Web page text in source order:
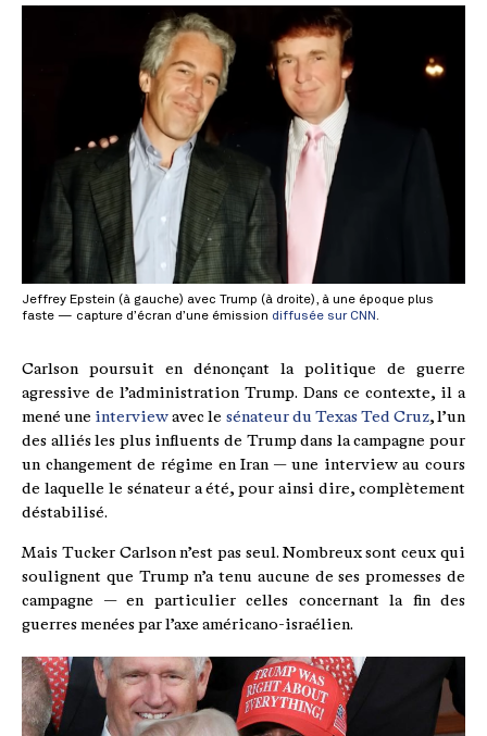
Jeffrey Epstein (à gauche) avec Trump (à droite), à une époque plus
faste — capture d’écran d’une émission diffusée sur CNN .
Carlson poursuit en dénonçant la politique de guerre
agressive de l’administration Trump. Dans ce contexte, il a
mené une interview avec le sénateur du Texas Ted Cruz, l’un
des alliés les plus influents de Trump dans la campagne pour
un changement de régime en Iran — une interview au cours
de laquelle le sénateur a été, pour ainsi dire, complètement
déstabilisé.
Mais Tucker Carlson n’est pas seul. Nombreux sont ceux qui
soulignent que Trump n’a tenu aucune de ses promesses de
campagne — en particulier celles concernant la fin des
guerres menées par l’axe américano-israélien.